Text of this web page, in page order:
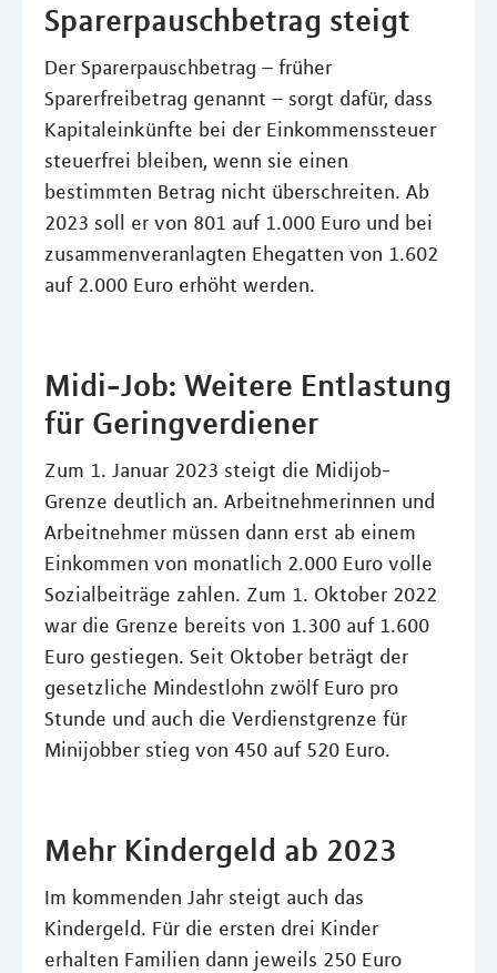
Sparerpauschbetrag steigt
Der Sparerpauschbetrag – früher
Sparerfreibetrag genannt – sorgt dafür, dass
Kapitaleinkünfte bei der Einkommenssteuer
steuerfrei bleiben, wenn sie einen
bestimmten Betrag nicht überschreiten. Ab
2023 soll er von 801 auf 1.000 Euro und bei
zusammenveranlagten Ehegatten von 1.602
auf 2.000 Euro erhöht werden.
Midi-Job: Weitere Entlastung
für Geringverdiener
Zum 1. Januar 2023 steigt die Midijob-
Grenze deutlich an. Arbeitnehmerinnen und
Arbeitnehmer müssen dann erst ab einem
Einkommen von monatlich 2.000 Euro volle
Sozialbeiträge zahlen. Zum 1. Oktober 2022
war die Grenze bereits von 1.300 auf 1.600
Euro gestiegen. Seit Oktober beträgt der
gesetzliche Mindestlohn zwölf Euro pro
Stunde und auch die Verdienstgrenze für
Minijobber stieg von 450 auf 520 Euro.
Mehr Kindergeld ab 2023
Im kommenden Jahr steigt auch das
Kindergeld. Für die ersten drei Kinder
erhalten Familien dann jeweils 250 Euro